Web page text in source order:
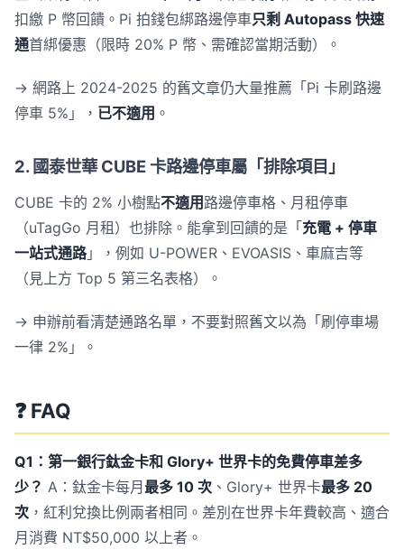
扣繳 P 幣回饋。Pi 拍錢包綁路邊停車只剩 Autopass 快速
通首綁優惠（限時 20% P 幣、需確認當期活動）。
→ 網路上 2024-2025 的舊文章仍大量推薦「Pi 卡刷路邊
停車 5%」， 已不適用 。
2. 國泰世華 CUBE 卡路邊停車屬「排除項目」
CUBE 卡的 2% 小樹點不適用 路邊停車格、月租停車
（uTagGo 月租）也排除。能拿到回饋的是「 充電 + 停車
一站式通路」，例如 U-POWER、EVOASIS、車麻吉等
（見上方 Top 5 第三名表格）。
→ 申辦前看清楚通路名單，不要對照舊文以為「刷停車場
一律 2%」。
❓ FAQ
Q1：第一銀行鈦金卡和 Glory+ 世界卡的免費停車差多
少？ A：鈦金卡每月 最多 10 次 、Glory+ 世界卡最多 20
次 ，紅利兌換比例兩者相同。差別在世界卡年費較高、適合
月消費 NT$50,000 以上者。